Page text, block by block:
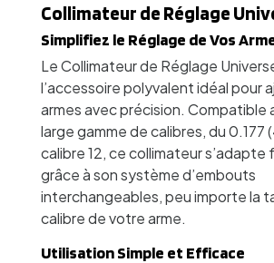
Collimateur de Réglage
Simplifiez le Réglage de Vos
Le Collimateur de Réglage
l’accessoire polyvalent idéal pour
armes avec précision. Compatible
large gamme de calibres, du 0.177
calibre 12, ce collimateur s’adapte
grâce à son système d’embouts
interchangeables, peu importe la
calibre de votre arme.
Utilisation Simple et Efficace